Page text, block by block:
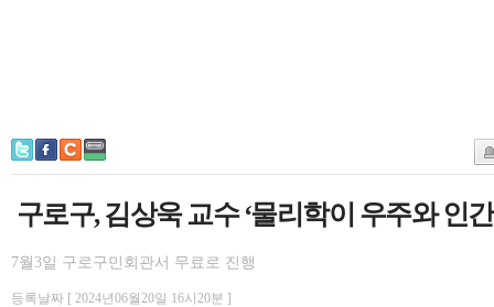
구로구, 김상욱 교수 ‘물리학이 우주와 인간
7월3일 구로구민회관서 무료로 진행
등록날짜 [ 2024년06월20일 16시20분 ]